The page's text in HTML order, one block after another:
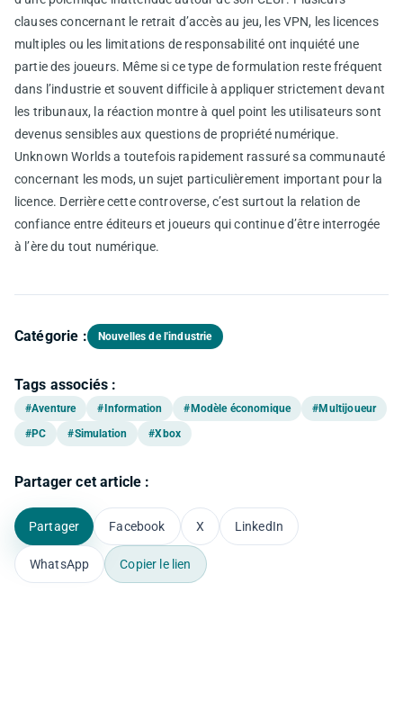
clauses concernant le retrait d’accès au jeu, les VPN, les licences
multiples ou les limitations de responsabilité ont inquiété une
partie des joueurs. Même si ce type de formulation reste fréquent
dans l’industrie et souvent difficile à appliquer strictement devant
les tribunaux, la réaction montre à quel point les utilisateurs sont
devenus sensibles aux questions de propriété numérique.
Unknown Worlds a toutefois rapidement rassuré sa communauté
concernant les mods, un sujet particulièrement important pour la
licence. Derrière cette controverse, c’est surtout la relation de
confiance entre éditeurs et joueurs qui continue d’être interrogée
à l’ère du tout numérique.
Catégorie : Nouvelles de l'industrie
Tags associés :
#Aventure #Information #Modèle économique
#Multijoueur
#PC
#Simulation #Xbox
Partager cet article :
Partager Facebook X LinkedIn
WhatsApp Copier le lien